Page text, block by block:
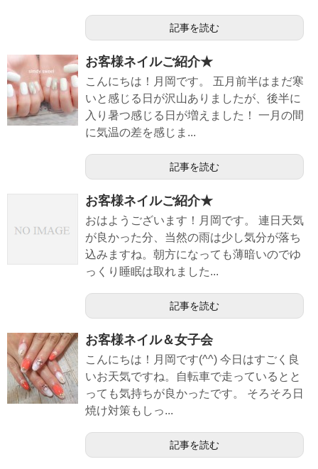
記事を読む
お客様ネイルご紹介★
こんにちは！月岡です。 五月前半はまだ寒
いと感じる日が沢山ありましたが、後半に
入り暑つ感じる日が増えました！ 一月の間
に気温の差を感じま...
記事を読む
お客様ネイルご紹介★
おはようございます！月岡です。 連日天気
が良かった分、当然の雨は少し気分が落ち
込みますね。朝方になっても薄暗いのでゆ
っくり睡眠は取れました...
記事を読む
お客様ネイル＆女子会
こんにちは！月岡です(^^) 今日はすごく良
いお天気ですね。自転車で走っているとと
っても気持ちが良かったです。 そろそろ日
焼け対策もしっ...
記事を読む